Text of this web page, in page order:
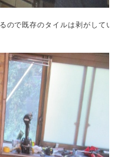
ので既存のタイルは剥がしてい